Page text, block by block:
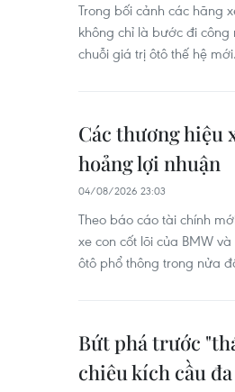
Trong bối cảnh các hãng
không chỉ là bước đi
chuỗi giá trị ôtô thế hệ mới.
Các thương hiệu
hoảng lợi nhuận
04/08/2026 23:03
Theo báo cáo tài chính
xe con cốt lõi của BMW
ôtô phổ thông trong nửa
Bứt phá trước
chiêu kích cầu